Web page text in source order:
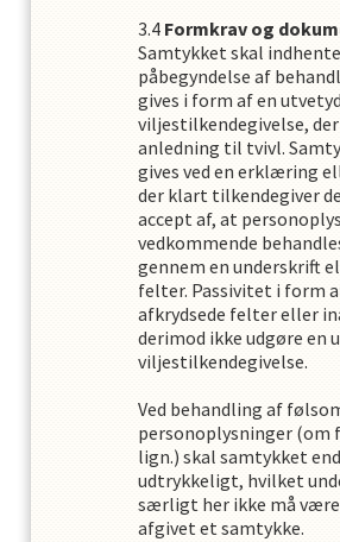
Formkrav og
Samtykket skal
påbegyndelse af
gives i form af en
viljestilkendegivelse,
anledning til tvivl.
gives ved en erklæring
der klart tilkendegiver
accept af, at
vedkommende
gennem en underskrift
felter. Passivitet i form
afkrydsede felter eller
derimod ikke udgøre en
viljestilkendegivelse.
Ved behandling af
personoplysninger (om
lign.) skal samtykket
udtrykkeligt, hvilket
særligt her ikke må
afgivet et samtykke.